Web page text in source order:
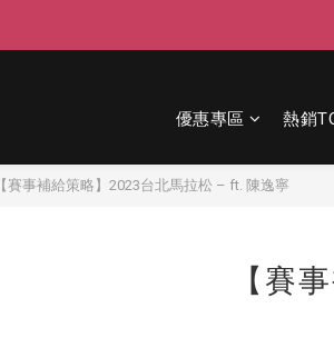
優惠專區 熱銷
【賽事補給策略】2023台北馬拉松 – ft. 陳逸寧
【賽